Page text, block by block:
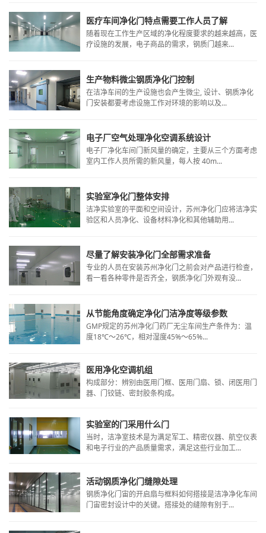
医疗车间净化门特点需要工作人员了解
​随着现在工作生产区域的净化程度要求的越来越高，医
疗设施的发展，电子商品的需求，钢质门越来...
生产物料微尘钢质净化门控制
​在洁净车间的生产设施也会产生微尘, 设计、钢质净化
门安装都要考虑设施工作对环境的影响以及...
电子厂空气处理净化空调系统设计
​电子厂净化车间门新风量的确定，主要从三个方面考虑
室内工作人员所需的新风量，每人按 40m...
实验室净化门整体安排
​洁净实验室的平面和空间设计，苏州净化门应将洁净实
验区和人员净化、设备材料净化和其他辅助用...
尽量了解安装净化门全部需求准备
专业的人员在安装苏州净化门之前会对产品进行检查，
看一看各种零件是否齐全，钢质净化门外观有没...
从节能角度确定净化门洁净度等级参数
​GMP规定的苏州净化门药厂无尘车间生产条件为：温
度18℃～26℃，相对湿度45%～65%...
医用净化空调机组
构成部分：辨别由医用门框、医用门扇、锁、闭医用门
器、门铰链、密封胶条构成。
实验室的门采用什么门
当时，洁净室技术是为满足军工、精密仪器、航空仪表
和电子行业的产品质量需求，满足这些行业加工...
活动钢质净化门缝隙处理
​钢质净化门宙的开启扇与框料如何搭接是洁净净化车间
门宙密封设计中的关键。搭接处的缝隙有别于...